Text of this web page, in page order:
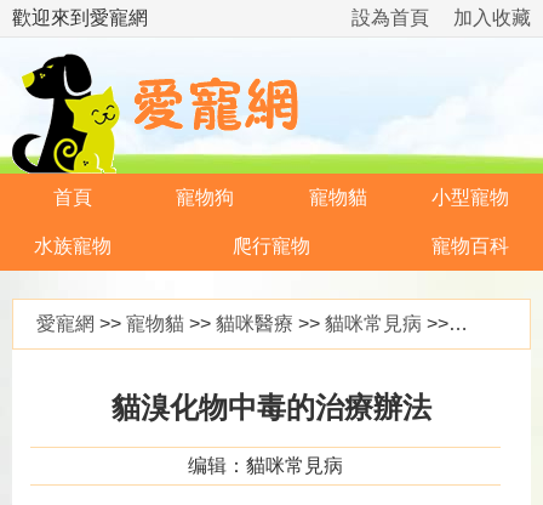
歡迎來到愛寵網 加入收藏
設為首頁
首頁 寵物狗 寵物貓 小型寵物
水族寵物 爬行寵物 寵物百科
愛寵網 >> 寵物貓 >> 貓咪醫療 >> 貓咪常見病 >> 貓溴化物中毒的治療辦法
貓溴化物中毒的治療辦法
编辑：貓咪常見病